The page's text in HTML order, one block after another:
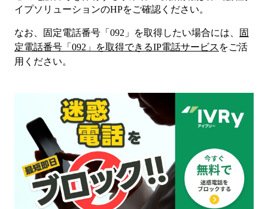
イプソリューションのHPをご確認ください。
なお、固定電話番号「 092 」を取得したい場合には、
固
定電話番号「 092 」を取得できるIP電話サービス をご活
用ください。